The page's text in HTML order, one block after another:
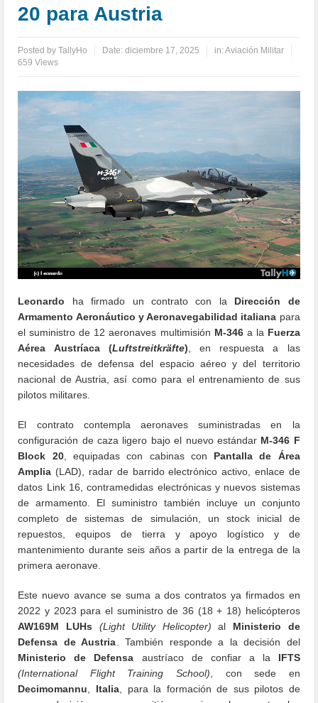
20 para Austria
Posted byTallyHo Date:diciembre 17, 2025 in:Aviación Militar
659 Views
Leonardo ha firmado un contrato con la Dirección de
Armamento Aeronáutico y Aeronavegabilidad italiana para
el suministro de 12 aeronaves multimisión M-346a la Fuerza
Aérea Austríaca (Luftstreitkräfte) , en respuesta a las
necesidades de defensa del espacio aéreo y del territorio
nacional de Austria, así como para el entrenamiento de sus
pilotos militares.
El contrato contempla aeronaves suministradas en la
configuración de caza ligero bajo el nuevo estándar M-346 F
Block 20, equipadas con cabinas con Pantalla de Área
Amplia (LAD), radar de barrido electrónico activo, enlace de
datos Link 16, contramedidas electrónicas y nuevos sistemas
de armamento. El suministro también incluye un conjunto
completo de sistemas de simulación, un stock inicial de
repuestos, equipos de tierra y apoyo logístico y de
mantenimiento durante seis años a partir de la entrega de la
primera aeronave.
Este nuevo avance se suma a dos contratos ya firmados en
2022 y 2023 para el suministro de 36 (18 + 18) helicópteros
AW169M LUHs
(Light Utility Helicopter) al Ministerio de
Defensa de Austria . También responde a la decisión del
Ministerio de Defensa austríaco de confiar a la IFTS
(International Flight Training School) , con sede en
Decimomannu
Italia , para la formación de sus pilotos de